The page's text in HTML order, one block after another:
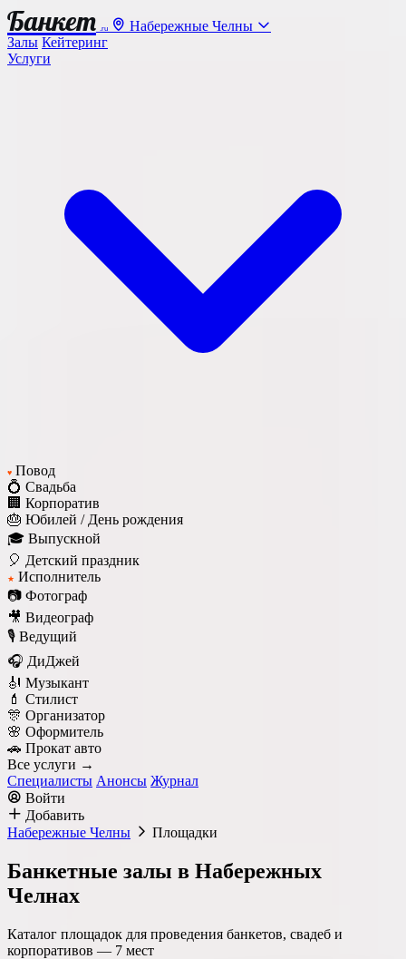
Банкет .ru
Набережные Челны
Залы Кейтеринг
Услуги
♥ Повод
💍 Свадьба
🏢 Корпоратив
🎂 Юбилей / День рождения
🎓 Выпускной
🎈 Детский праздник
★ Исполнитель
📷 Фотограф
🎥 Видеограф
🎙️ Ведущий
🎧 ДиДжей
🎻 Музыкант
💄 Стилист
🎊 Организатор
🌸 Оформитель
🚗 Прокат авто
Все услуги →
Специалисты Анонсы Журнал
Войти
Добавить
Набережные Челны
Площадки
Банкетные залы в Набережных
Челнах
Каталог площадок для проведения банкетов, свадеб и
корпоративов — 7 мест